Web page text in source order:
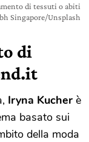
di tessuti o abiti
Singapore/Unsplash
di
Iryna Kucher è
basato sui
della moda